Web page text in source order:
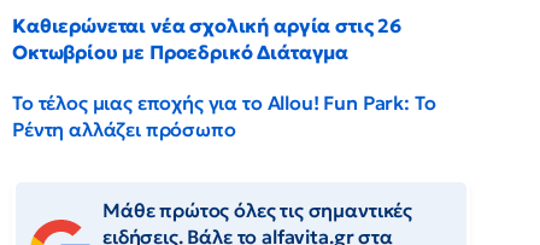
Καθιερώνεται νέα σχολική αργία στις 26
Οκτωβρίου με Προεδρικό Διάταγμα
Το τέλος μιας εποχής για το Allou! Fun Park: Το
Ρέντη αλλάζει πρόσωπο
Μάθε πρώτος όλες τις σημαντικές
ειδήσεις. Βάλε το alfavita.gr στα